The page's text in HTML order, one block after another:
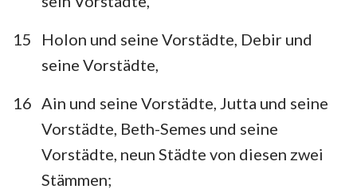
15
Holon und seine Vorstädte, Debir und
seine Vorstädte,
16 Ain und seine Vorstädte, Jutta und seine
Vorstädte, Beth-Semes und seine
Vorstädte, neun Städte von diesen zwei
Stämmen;